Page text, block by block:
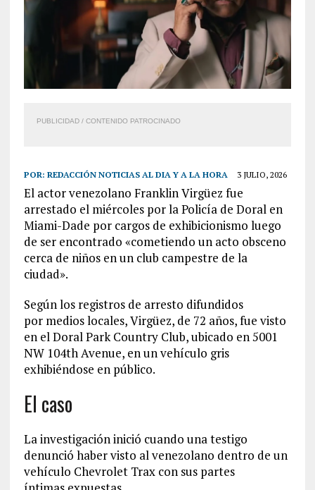
PUBLICIDAD / CONTENIDO PATROCINADO
POR: REDACCIÓN NOTICIAS AL DIA Y A LA HORA 3 JULIO, 2026
El actor venezolano Franklin Virgüez fue
arrestado el miércoles por la Policía de Doral en
Miami-Dade por cargos de exhibicionismo luego
de ser encontrado «cometiendo un acto obsceno
cerca de niños en un club campestre de la
ciudad».
Según los registros de arresto difundidos
por medios locales, Virgüez, de 72 años, fue visto
en el Doral Park Country Club, ubicado en 5001
NW 104th Avenue, en un vehículo gris
exhibiéndose en público.
El caso
La investigación inició cuando una testigo
denunció haber visto al venezolano dentro de un
vehículo Chevrolet Trax con sus partes